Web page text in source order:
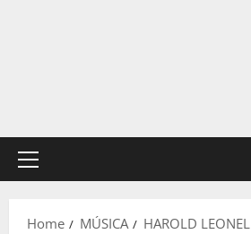
Primary
Home MÚSICA HAROLD LEONEL